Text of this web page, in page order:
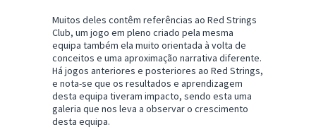
Muitos deles contêm referências ao Red Strings
Club, um jogo em pleno criado pela mesma
equipa também ela muito orientada à volta de
conceitos e uma aproximação narrativa diferente.
Há jogos anteriores e posteriores ao Red Strings,
e nota-se que os resultados e aprendizagem
desta equipa tiveram impacto, sendo esta uma
galeria que nos leva a observar o crescimento
desta equipa.